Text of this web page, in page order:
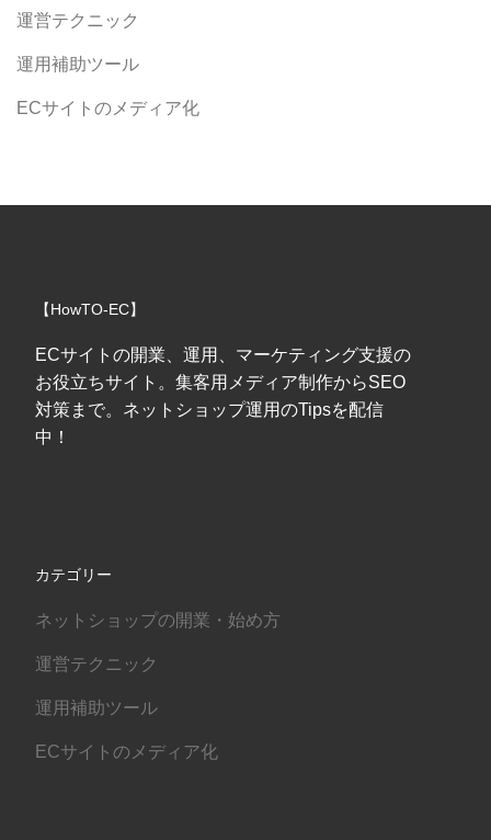
運営テクニック
運用補助ツール
ECサイトのメディア化
【HowTO-EC】
ECサイトの開業、運用、マーケティング支援の
お役立ちサイト。集客用メディア制作からSEO
対策まで。ネットショップ運用のTipsを配信
中！
カテゴリー
ネットショップの開業・始め方
運営テクニック
運用補助ツール
ECサイトのメディア化